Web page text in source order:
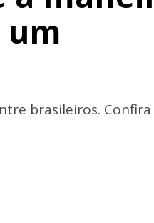
brasileiros. Confira